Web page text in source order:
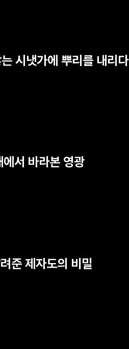
시냇가에 뿌리를 내리다
서 바라본 영광
준 제자도의 비밀